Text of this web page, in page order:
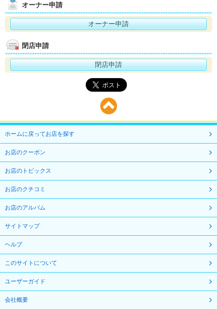
オーナー申請
オーナー申請
閉店申請
閉店申請
ホームに戻ってお店を探す
お店のクーポン
お店のトピックス
お店のクチコミ
お店のアルバム
サイトマップ
ヘルプ
このサイトについて
ユーザーガイド
会社概要